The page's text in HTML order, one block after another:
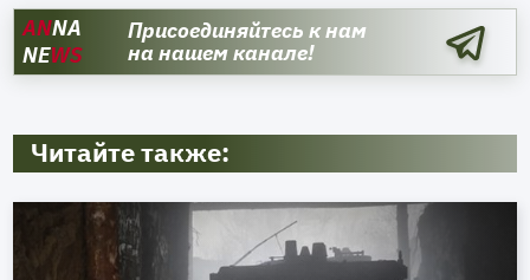
ANNA
NEWS
Присоединяйтесь к нам
на нашем канале!
Читайте также: